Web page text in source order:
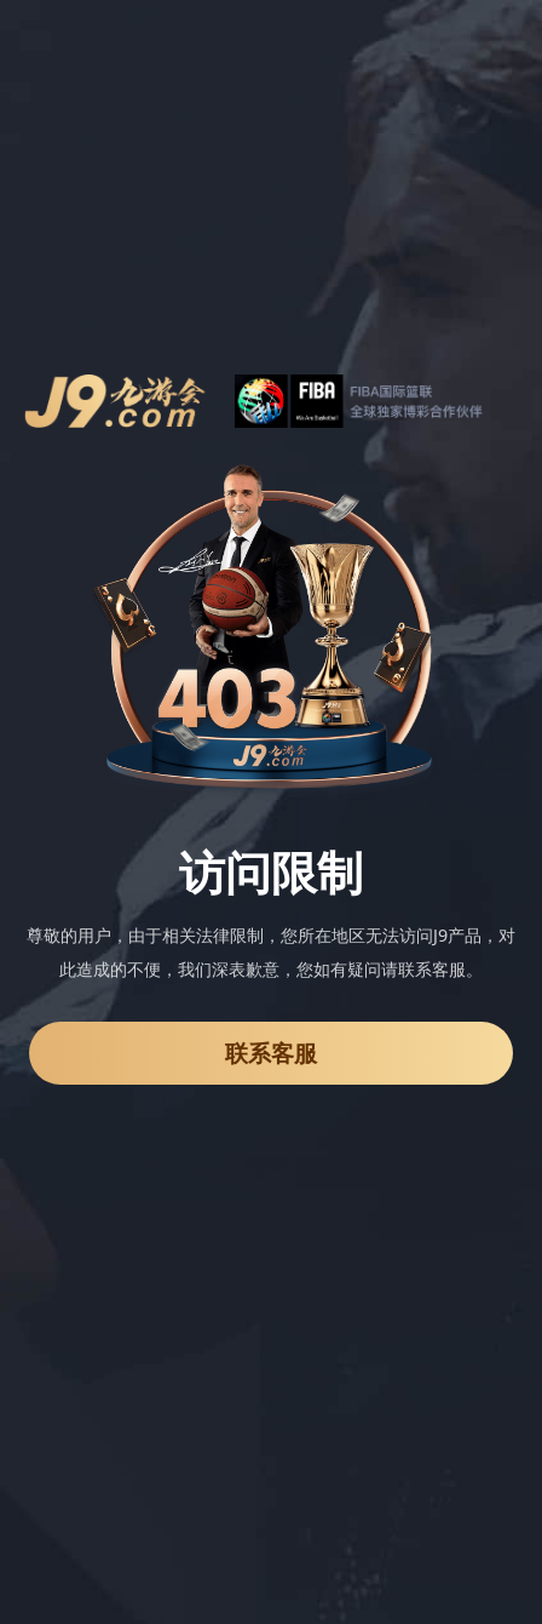
访问限制
尊敬的用户，由于相关法律限制，您所在地区无法访问J9产品，对
此造成的不便，我们深表歉意，您如有疑问请联系客服。
联系客服